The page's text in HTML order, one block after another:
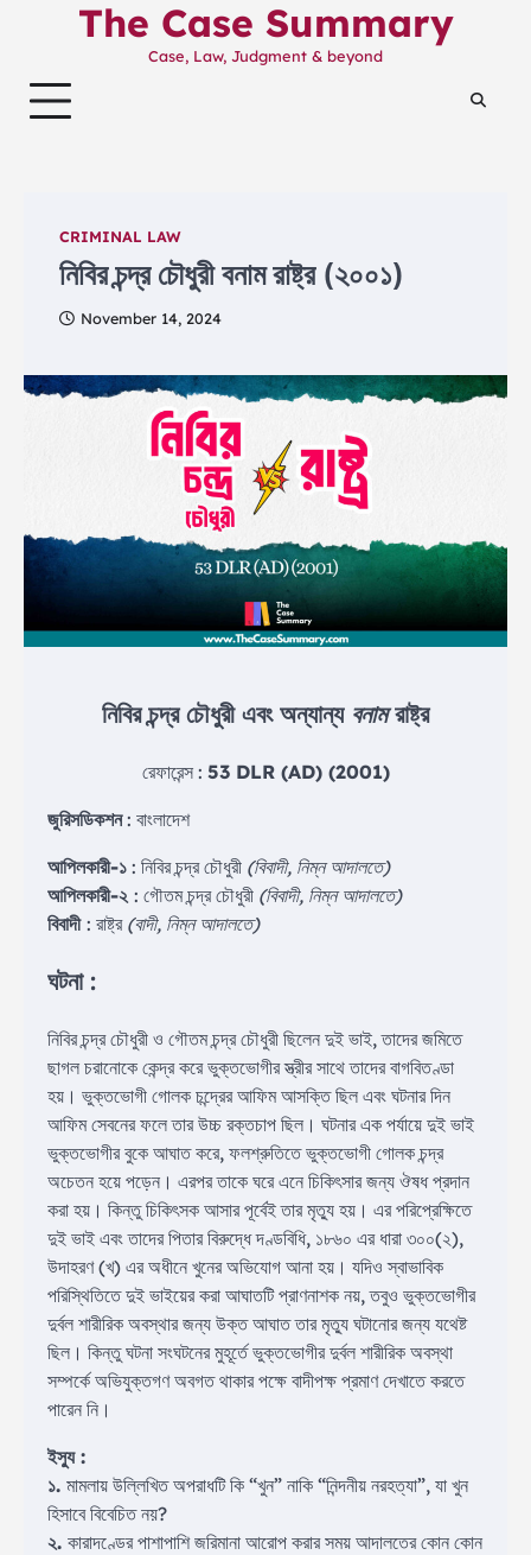
The Case Summary
Case, Law, Judgment & beyond
CRIMINAL LAW
নিবির চন্দ্র চৌধুরী বনাম রাষ্ট্র (২০০১)
November 14, 2024
নিবির চন্দ্র চৌধুরী এবং অন্যান্য বনামরাষ্ট্র
রেফারেন্স : 53 DLR (AD) (2001)
জুরিসডিকশন: বাংলাদেশ
আপিলকারী-১ : নিবির চন্দ্র চৌধুরী (বিবাদী, নিম্ন আদালতে)
আপিলকারী-২ : গৌতম চন্দ্র চৌধুরী (বিবাদী, নিম্ন আদালতে)
বিবাদী : রাষ্ট্র (বাদী, নিম্ন আদালতে)
ঘটনা :
নিবির চন্দ্র চৌধুরী ও গৌতম চন্দ্র চৌধুরী ছিলেন দুই ভাই, তাদের জমিতে
ছাগল চরানোকে কেন্দ্র করে ভুক্তভোগীর স্ত্রীর সাথে তাদের বাগবিতণ্ডা
হয়। ভুক্তভোগী গোলক চন্দ্রের আফিম আসক্তি ছিল এবং ঘটনার দিন
আফিম সেবনের ফলে তার উচ্চ রক্তচাপ ছিল। ঘটনার এক পর্যায়ে দুই ভাই
ভুক্তভোগীর বুকে আঘাত করে, ফলশ্রুতিতে ভুক্তভোগী গোলক চন্দ্র
অচেতন হয়ে পড়েন। এরপর তাকে ঘরে এনে চিকিৎসার জন্য ঔষধ প্রদান
করা হয়। কিন্তু চিকিৎসক আসার পূর্বেই তার মৃত্যু হয়। এর পরিপ্রেক্ষিতে
দুই ভাই এবং তাদের পিতার বিরুদ্ধে দণ্ডবিধি, ১৮৬০ এর ধারা ৩০০(২),
উদাহরণ (খ) এর অধীনে খুনের অভিযোগ আনা হয়। যদিও স্বাভাবিক
পরিস্থিতিতে দুই ভাইয়ের করা আঘাতটি প্রাণনাশক নয়, তবুও ভুক্তভোগীর
দুর্বল শারীরিক অবস্থার জন্য উক্ত আঘাত তার মৃত্যু ঘটানোর জন্য যথেষ্ট
ছিল। কিন্তু ঘটনা সংঘটনের মুহূর্তে ভুক্তভোগীর দুর্বল শারীরিক অবস্থা
সম্পর্কে অভিযুক্তগণ অবগত থাকার পক্ষে বাদীপক্ষ প্রমাণ দেখাতে করতে
পারেন নি।
ইস্যু :
১. মামলায় উল্লিখিত অপরাধটি কি “খুন” নাকি “নিন্দনীয় নরহত্যা”, যা খুন
হিসাবে বিবেচিত নয়?
২. কারাদণ্ডের পাশাপাশি জরিমানা আরোপ করার সময় আদালতের কোন কোন